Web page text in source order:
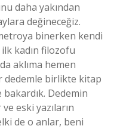
daha yakından
değineceğiz.
binerken kendi
kadın filozofu
aklıma hemen
dedemle birlikte kitap
bakardık. Dedemin
eski yazıların
de o anlar, beni